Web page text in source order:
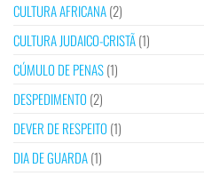
CULTURA AFRICANA(2)
CULTURA JUDAICO-CRISTÃ(1)
CÚMULO DE PENAS(1)
DESPEDIMENTO (2)
DEVER DE RESPEITO (1)
DIA DE GUARDA(1)